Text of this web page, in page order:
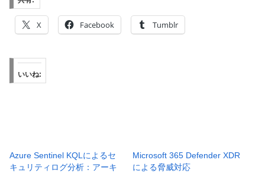
X Facebook Tumblr
いいね:
Azure Sentinel KQLによるセ
キュリティログ分析：アーキ
Microsoft 365 Defender XDR
による脅威対応